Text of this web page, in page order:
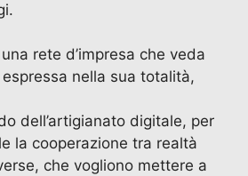
rete d’impresa che veda
nella sua totalità,
dell’artigianato digitale, per
la cooperazione tra realtà
che vogliono mettere a